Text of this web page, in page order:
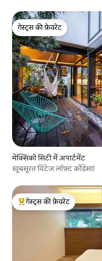
गेस्ट्स की फ़ेवरेट
गेस्ट्स की फ़ेवरेट
मेक्सिको सिटी में अपार्टमेंट
खूबसूरत विंटेज लॉफ़्ट कोंडेसा!
गेस्ट्स का टॉप फ़ेवरेट
गेस्ट्स की फ़ेवरेट